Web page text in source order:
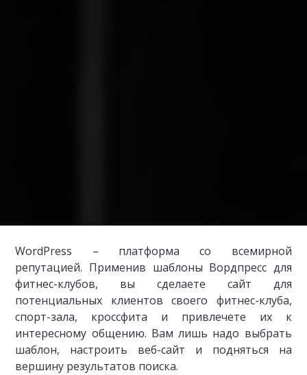
WordPress – платформа со всемирной
репутацией. Применив шаблоны Вордпресс для
фитнес-клубов, вы сделаете сайт для
потенциальных клиентов своего фитнес-клуба,
спорт-зала, кроссфита и привлечете их к
интересному общению. Вам лишь надо выбрать
шаблон, настроить веб-сайт и подняться на
вершину результатов поиска.